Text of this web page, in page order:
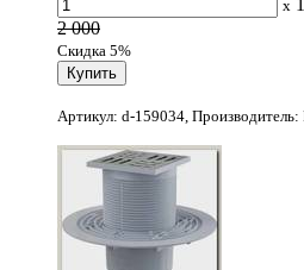
x
2 000
Скидка 5%
Артикул: d-159034,